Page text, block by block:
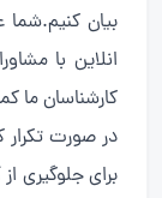
بیان کنیم.شما
انلاین با
کارشناسان ما
در صورت
برای جلوگیری